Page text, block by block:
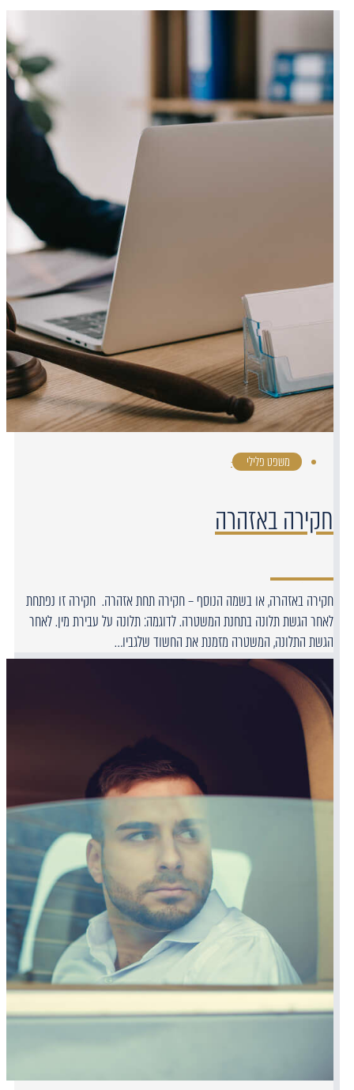
משפט פלילי ·
חקירה באזהרה
חקירה באזהרה, או בשמה הנוסף – חקירה תחת אזהרה. חקירה זו נפתחת
לאחר הגשת תלונה בתחנת המשטרה. לדוגמה: תלונה על עבירת מין. לאחר
הגשת התלונה, המשטרה מזמנת את החשוד שלגביו…